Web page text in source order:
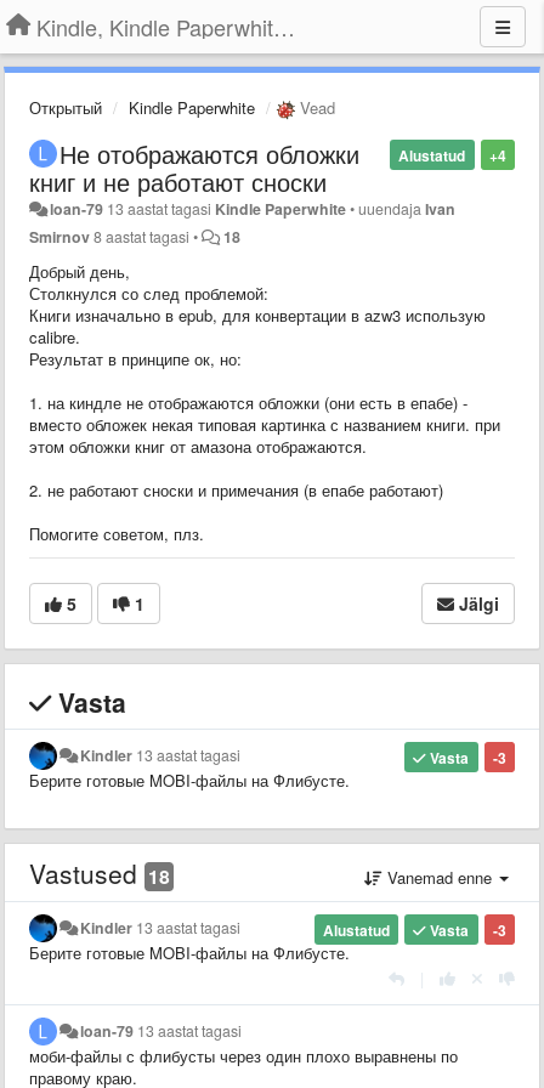
Kindle, Kindle Paperwhite, Kindle Voyage
Открытый Kindle Paperwhite Vead
+4
Alustatud
Не отображаются обложки
книг и не работают сноски
loan-79 13 aastat tagasi Kindle Paperwhite•uuendajaIvan
Smirnov8 aastat tagasi • 18
Добрый день,
Столкнулся со след проблемой:
Книги изначально в epub, для конвертации в azw3 использую
calibre.
Результат в принципе ок, но:
1. на киндле не отображаются обложки (они есть в епабе) -
вместо обложек некая типовая картинка с названием книги. при
этом обложки книг от амазона отображаются.
2. не работают сноски и примечания (в епабе работают)
Помогите советом, плз.
5 1 Jälgi
Vasta
-3
Vasta
Kindler 13 aastat tagasi
Берите готовые MOBI-файлы на Флибусте.
Vastused 18 Vanemad enne
-3
Vasta
Alustatud
Kindler 13 aastat tagasi
Берите готовые MOBI-файлы на Флибусте.
loan-79 13 aastat tagasi
моби-файлы с флибусты через один плохо выравнены по
правому краю.